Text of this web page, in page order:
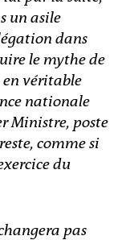
un asile
dans
le mythe de
en véritable
nationale
Ministre, poste
comme si
du
pas